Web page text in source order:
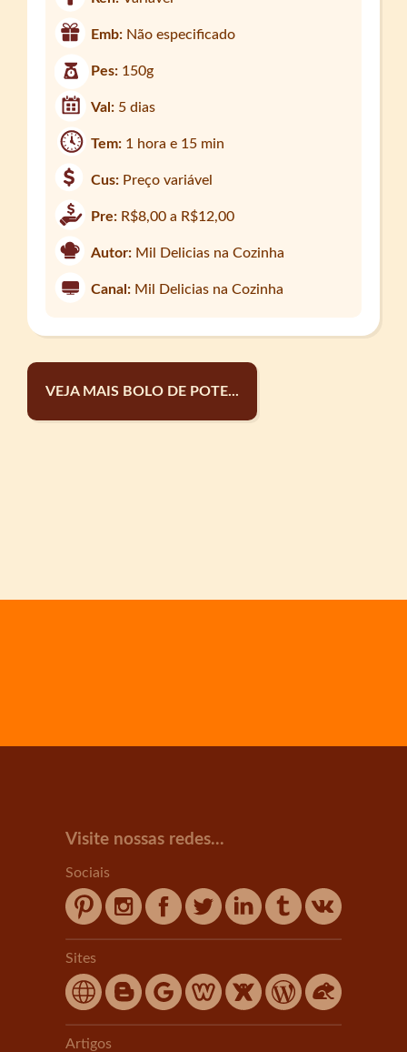
Emb: Não especificado
Pes: 150g
Val: 5 dias
Tem: 1 hora e 15 min
Cus: Preço variável
Pre: R$8,00 a R$12,00
Autor: Mil Delicias na Cozinha
Canal: Mil Delicias na Cozinha
VEJA MAIS BOLO DE POTE...
Visite nossas redes...
Sociais
Sites
Artigos